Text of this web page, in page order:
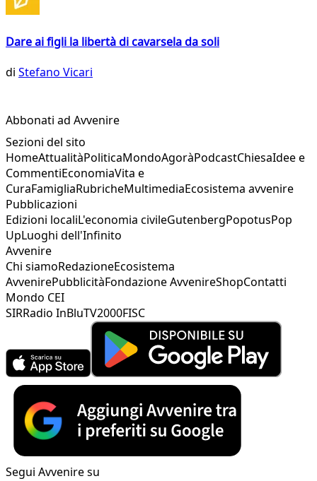
Dare ai figli la libertà di cavarsela da soli
di Stefano Vicari
Abbonati ad Avvenire
Sezioni del sito
HomeAttualitàPoliticaMondoAgoràPodcastChiesaIdee e
CommentiEconomiaVita e
CuraFamigliaRubricheMultimediaEcosistema avvenire
Pubblicazioni
Edizioni localiL'economia civileGutenbergPopotusPop
UpLuoghi dell'Infinito
Avvenire
Chi siamoRedazioneEcosistema
AvvenirePubblicitàFondazione AvvenireShopContatti
Mondo CEI
SIRRadio InBluTV2000FISC
Segui Avvenire su